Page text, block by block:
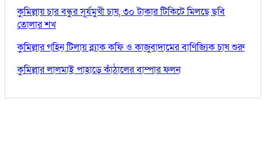
কুমিল্লায় চার বন্ধুর সূর্যমুখী চাষ, ৩০ টাকার টিকিটে মিলছে ছবি
তোলার শখ
কুমিল্লার গহিন টিলায় ব্ল্যাক কফি ও কাজুবাদামের বাণিজ্যিক চাষ শুরু
কুমিল্লার লালমাই পাহাড়ে কাঁঠালের বাম্পার ফলন